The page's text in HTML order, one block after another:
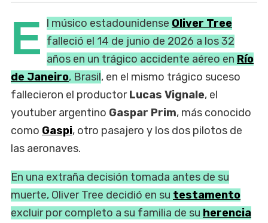
E l músico estadounidense Oliver Tree
falleció el 14 de junio de 2026 a los 32
años en un trágico accidente aéreo en Río
de Janeiro, Brasil, en el mismo trágico suceso
fallecieron el productorLucas Vignale, el
youtuber argentino Gaspar Prim, más conocido
como Gaspi, otro pasajero y los dos pilotos de
las aeronaves.
En una extraña decisión tomada antes de su
muerte, Oliver Tree decidió en su testamento
excluir por completo a su familia de su herencia